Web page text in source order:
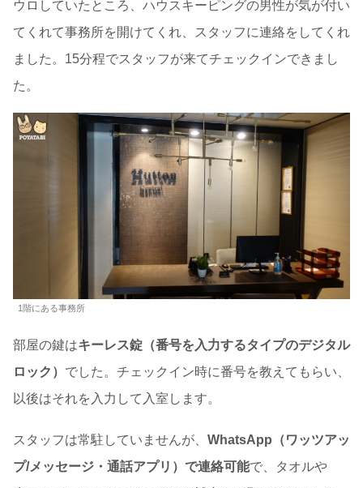
ウロしていたところ、ハウスキーピングの男性が気が付い
てくれて事務所を開けてくれ、スタッフに連絡をしてくれ
ました。15分程でスタッフが来てチェックインできまし
た。
1階にある事務所
部屋の鍵はキーレス錠（番号を入力するタイプのデジタル
ロック） でした。チェックイン時に番号を教えてもらい、
以後はそれを入力して入室します。
スタッフは常駐していませんが、 WhatsApp（ワッツアッ
プ/メッセージ・通話アプリ）で連絡可能で、タオルや